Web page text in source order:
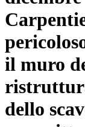
il muro
dello